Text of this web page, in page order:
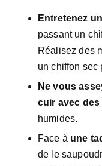
Entretenez
passant un
Réalisez des
un chiffon sec
Ne vous
cuir avec
humides.
Face à une
de le